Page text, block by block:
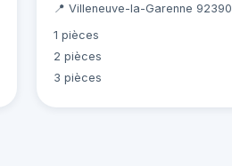
📍 Villeneuve-la-Garenne 92390
1 pièces
2 pièces
3 pièces